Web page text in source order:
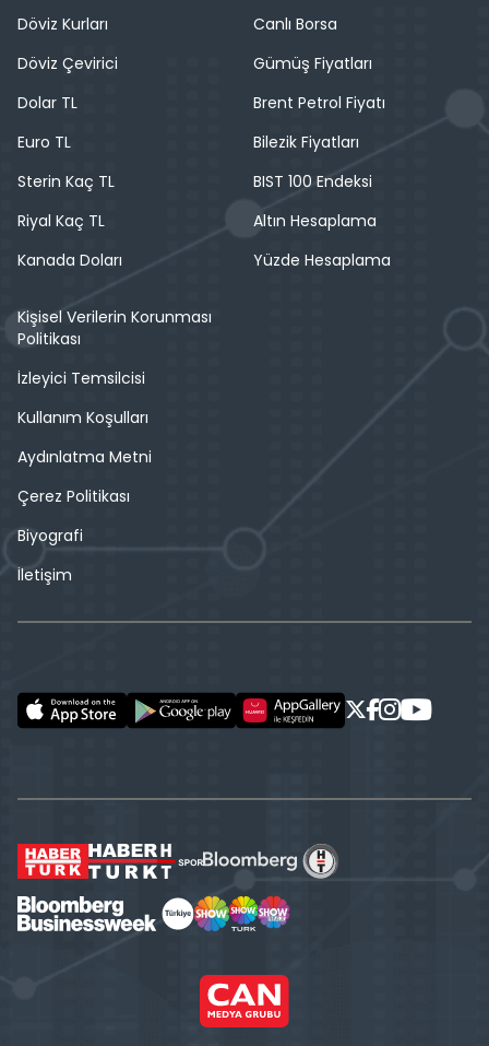
Döviz Kurları
Döviz Çevirici
Dolar TL
Euro TL
Sterin Kaç TL
Riyal Kaç TL
Kanada Doları
Canlı Borsa
Gümüş Fiyatları
Brent Petrol Fiyatı
Bilezik Fiyatları
BIST 100 Endeksi
Altın Hesaplama
Yüzde Hesaplama
Kişisel Verilerin Korunması
Politikası
İzleyici Temsilcisi
Kullanım Koşulları
Aydınlatma Metni
Çerez Politikası
Biyografi
İletişim